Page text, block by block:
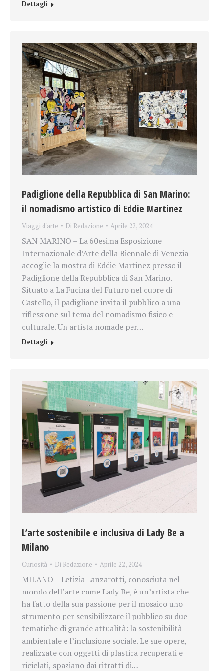
Dettagli
Padiglione della Repubblica di San Marino:
il nomadismo artistico di Eddie Martinez
Viaggi d'arte Di Redazione Aprile 22, 2024
SAN MARINO – La 60esima Esposizione
Internazionale d’Arte della Biennale di Venezia
accoglie la mostra di Eddie Martinez presso il
Padiglione della Repubblica di San Marino.
Situato a La Fucina del Futuro nel cuore di
Castello, il padiglione invita il pubblico a una
riflessione sul tema del nomadismo fisico e
culturale. Un artista nomade per…
Dettagli
L’arte sostenibile e inclusiva di Lady Be a
Milano
Curiosità Di Redazione Aprile 22, 2024
MILANO – Letizia Lanzarotti, conosciuta nel
mondo dell’arte come Lady Be, è un’artista che
ha fatto della sua passione per il mosaico uno
strumento per sensibilizzare il pubblico su due
tematiche di grande attualità: la sostenibilità
ambientale e l’inclusione sociale. Le sue opere,
realizzate con oggetti di plastica recuperati e
riciclati, spaziano dai ritratti di…